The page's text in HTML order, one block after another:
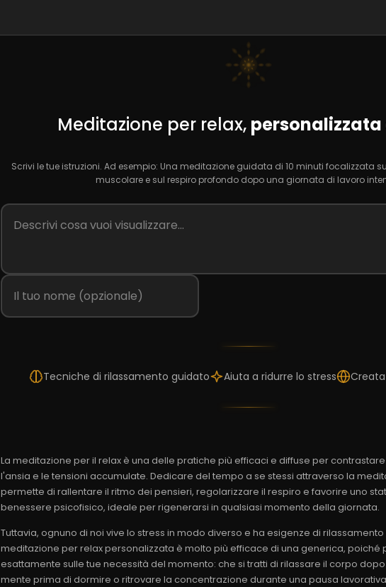
Meditazione per relax, personalizzata
Scrivi le tue istruzioni. Ad esempio: Una meditazione guidata di 10 minuti focalizzata
muscolare e sul respiro profondo dopo una giornata di lavoro
Tecniche di rilassamento guidato Aiuta a ridurre lo stress
La meditazione per il relax è una delle pratiche più efficaci e diffuse per
l'ansia e le tensioni accumulate. Dedicare del tempo a se stessi attraverso la
permette di rallentare il ritmo dei pensieri, regolarizzare il respiro e favorire uno
benessere psicofisico, ideale per rigenerarsi in qualsiasi momento della giornata.
Tuttavia, ognuno di noi vive lo stress in modo diverso e ha esigenze di rilassamento
meditazione per relax personalizzata è molto più efficace di una generica, poiché
esattamente sulle tue necessità del momento: che si tratti di rilassare il corpo
mente prima di dormire o ritrovare la concentrazione durante una pausa